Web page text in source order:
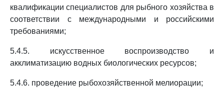
квалификации специалистов для рыбного хозяйства в
соответствии с международными и российскими
требованиями;
5.4.5. искусственное воспроизводство и
акклиматизацию водных биологических ресурсов;
5.4.6. проведение рыбохозяйственной мелиорации;